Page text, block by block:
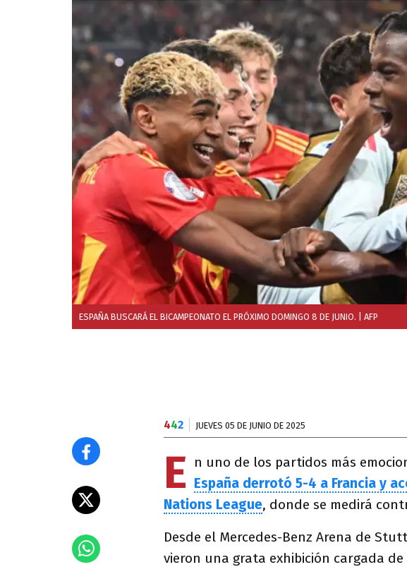
ESPAÑA BUSCARÁ EL BICAMPEONATO EL PRÓXIMO DOMINGO 8 DE JUNIO. | AFP
442 JUEVES 05 DE JUNIO DE 2025
E n uno de los partidos más
España derrotó 5-4 a Francia y
Nations League, donde se medirá
Desde el Mercedes-Benz Arena de
vieron una grata exhibición cargada